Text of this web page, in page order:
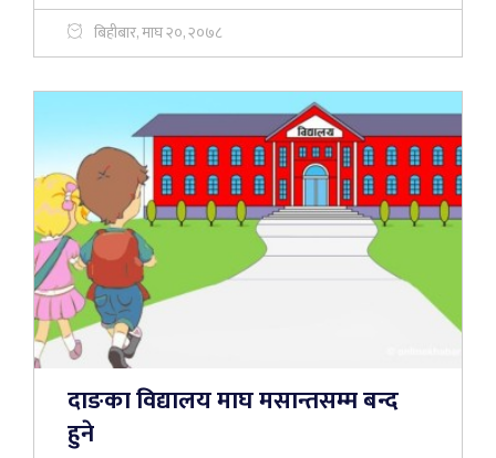
बिहीबार, माघ २०, २०७८
दाङका विद्यालय माघ मसान्तसम्म बन्द
हुने